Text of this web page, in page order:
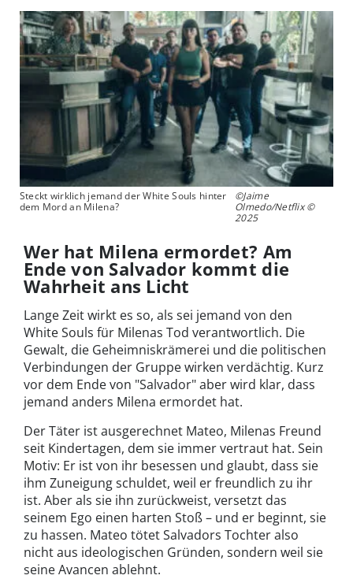
Steckt wirklich jemand der White Souls hinter
dem Mord an Milena?
©Jaime
Olmedo/Netflix ©
2025
Wer hat Milena ermordet? Am
Ende von Salvador kommt die
Wahrheit ans Licht
Lange Zeit wirkt es so, als sei jemand von den
White Souls für Milenas Tod verantwortlich. Die
Gewalt, die Geheimniskrämerei und die politischen
Verbindungen der Gruppe wirken verdächtig. Kurz
vor dem Ende von "Salvador" aber wird klar, dass
jemand anders Milena ermordet hat.
Der Täter ist ausgerechnet Mateo, Milenas Freund
seit Kindertagen, dem sie immer vertraut hat. Sein
Motiv: Er ist von ihr besessen und glaubt, dass sie
ihm Zuneigung schuldet, weil er freundlich zu ihr
ist. Aber als sie ihn zurückweist, versetzt das
seinem Ego einen harten Stoß – und er beginnt, sie
zu hassen. Mateo tötet Salvadors Tochter also
nicht aus ideologischen Gründen, sondern weil sie
seine Avancen ablehnt.